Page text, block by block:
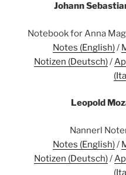
Johann
Notebook for Anna
Notes (English)/
Notizen (Deutsch)/
Leopold
Nannerl
Notes (English)/
Notizen (Deutsch)/